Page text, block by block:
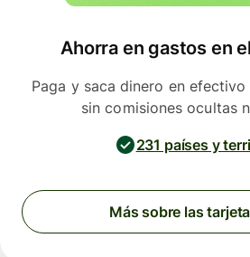
Ahorra en gastos en
Paga y saca dinero en
sin comisiones ocultas
231 países y
Más sobre las